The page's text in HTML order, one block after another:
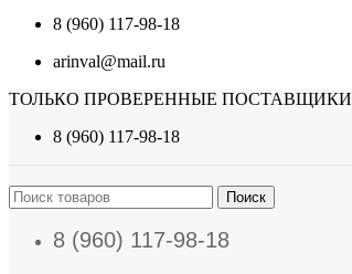
8 (960) 117-98-18
arinval@mail.ru
ТОЛЬКО ПРОВЕРЕННЫЕ ПОСТАВЩИКИ
8 (960) 117-98-18
Поиск
8 (960) 117-98-18